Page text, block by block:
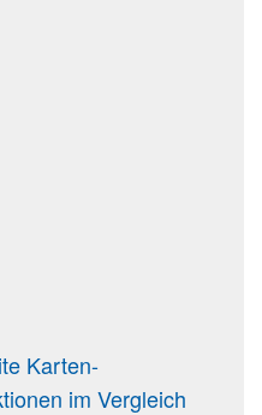
Karten-
im Vergleich